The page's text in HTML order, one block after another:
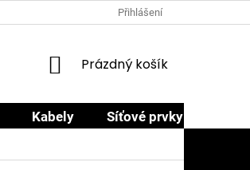
OBCHODNÍ PODMÍNKY
Přihlášení
NÁKUPNÍ
Prázdný košík
Kabely Síťové prvky